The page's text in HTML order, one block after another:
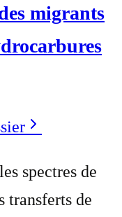
migrants
spectres de
transferts de